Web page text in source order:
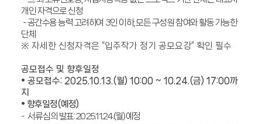
개인 자격으로 신청
- 공간수용 능력 고려하여 3인 이하, 모든 구성원 참여와 활동 가능한
단체
※ 자세한 신청자격은 “입주작가 정기 공모요강” 확인 필수
공모접수 및 향후일정
• 공모접수: 2025.10.13.(월) 10:00 ~ 10.24.(금) 17:00까
지
• 향후일정(예정)
- 서류심의 발표: 2025.11.24.(월) 예정